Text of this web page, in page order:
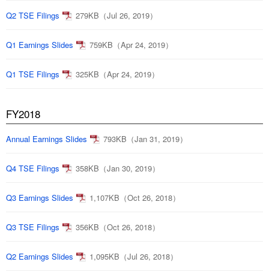
Q2 TSE Filings 279KB（Jul 26, 2019）
Q1 Earnings Slides 759KB（Apr 24, 2019）
Q1 TSE Filings 325KB（Apr 24, 2019）
FY2018
Annual Earnings Slides 793KB（Jan 31, 2019）
Q4 TSE Filings 358KB（Jan 30, 2019）
Q3 Earnings Slides 1,107KB（Oct 26, 2018）
Q3 TSE Filings 356KB（Oct 26, 2018）
Q2 Earnings Slides 1,095KB（Jul 26, 2018）